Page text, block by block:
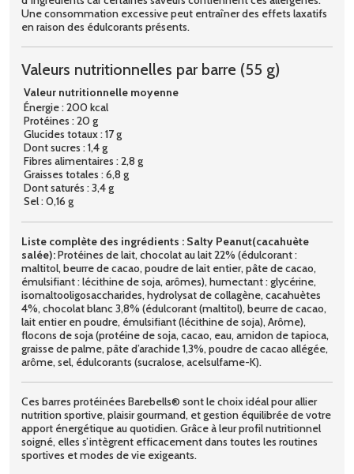
Une consommation excessive peut entraîner des effets laxatifs
en raison des édulcorants présents.
Valeurs nutritionnelles par barre (55 g)
Valeur nutritionnelle moyenne
Énergie : 200 kcal
Protéines : 20 g
Glucides totaux : 17 g
Dont sucres : 1,4 g
Fibres alimentaires : 2,8 g
Graisses totales : 6,8 g
Dont saturés : 3,4 g
Sel : 0,16 g
Liste complète des ingrédients : Salty Peanut(cacahuète
salée):Protéines de lait, chocolat au lait 22% (édulcorant :
maltitol, beurre de cacao, poudre de lait entier, pâte de cacao,
émulsifiant : lécithine de soja, arômes), humectant : glycérine,
isomaltooligosaccharides, hydrolysat de collagène, cacahuètes
4%, chocolat blanc 3,8% (édulcorant (maltitol), beurre de cacao,
lait entier en poudre, émulsifiant (lécithine de soja), Arôme),
flocons de soja (protéine de soja, cacao, eau, amidon de tapioca,
graisse de palme, pâte d’arachide 1,3%, poudre de cacao allégée,
arôme, sel, édulcorants (sucralose, acelsulfame-K).
Ces barres protéinées Barebells® sont le choix idéal pour allier
nutrition sportive, plaisir gourmand, et gestion équilibrée de votre
apport énergétique au quotidien. Grâce à leur profil nutritionnel
soigné, elles s’intègrent efficacement dans toutes les routines
sportives et modes de vie exigeants.